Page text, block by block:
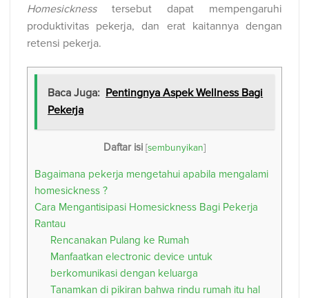
Homesicknesstersebut dapat mempengaruhi
produktivitas pekerja, dan erat kaitannya dengan
retensi pekerja.
Baca Juga: Pentingnya Aspek Wellness Bagi
Pekerja
Daftar isi [sembunyikan]
Bagaimana pekerja mengetahui apabila mengalami
homesickness ?
Cara Mengantisipasi Homesickness Bagi Pekerja
Rantau
Rencanakan Pulang ke Rumah
Manfaatkan electronic device untuk
berkomunikasi dengan keluarga
Tanamkan di pikiran bahwa rindu rumah itu hal